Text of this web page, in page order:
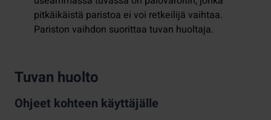
pitkäikäistä paristoa ei voi retkeilijä vaihtaa.
Pariston vaihdon suorittaa tuvan huoltaja.
Tuvan huolto
Ohjeet kohteen käyttäjälle